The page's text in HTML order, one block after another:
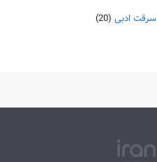
سرقت ادبی (20)